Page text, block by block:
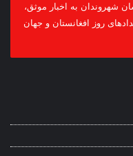
شهروندان به اخبار موثق،
روز افغانستان و جهان